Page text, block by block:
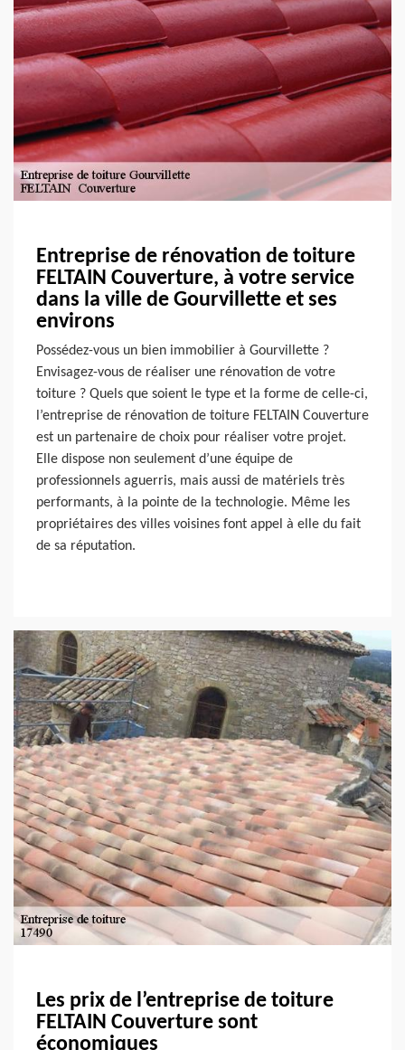
Entreprise de rénovation de toiture
FELTAIN Couverture, à votre service
dans la ville de Gourvillette et ses
environs
Possédez-vous un bien immobilier à Gourvillette ?
Envisagez-vous de réaliser une rénovation de votre
toiture ? Quels que soient le type et la forme de celle-ci,
l’entreprise de rénovation de toiture FELTAIN Couverture
est un partenaire de choix pour réaliser votre projet.
Elle dispose non seulement d’une équipe de
professionnels aguerris, mais aussi de matériels très
performants, à la pointe de la technologie. Même les
propriétaires des villes voisines font appel à elle du fait
de sa réputation.
Les prix de l’entreprise de toiture
FELTAIN Couverture sont
économiques